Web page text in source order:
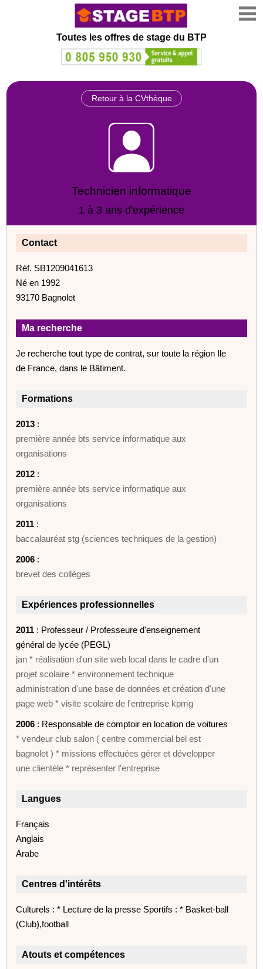
Toutes les offres de stage du BTP
Retour à la CVthèque
Technicien informatique
1 à 3 ans d'expérience
Contact
Réf. SB1209041613
Né en 1992
93170 Bagnolet
Ma recherche
Je recherche tout type de contrat, sur toute la région Ile
de France, dans le Bâtiment.
Formations
2013 :
première année bts service informatique aux
organisations
2012 :
première année bts service informatique aux
organisations
2011 :
baccalauréat stg (sciences techniques de la gestion)
2006 :
brevet des collèges
Expériences professionnelles
2011 : Professeur / Professeure d'enseignement
général de lycée (PEGL)
jan * réalisation d'un site web local dans le cadre d'un
projet scolaire * environnement technique
administration d'une base de données et création d'une
page web * visite scolaire de l'entreprise kpmg
2006 : Responsable de comptoir en location de voitures
* vendeur club salon ( centre commercial bel est
bagnolet ) * missions effectuées gérer et développer
une clientèle * représenter l'entreprise
Langues
Français
Anglais
Arabe
Centres d'intérêts
Culturels : * Lecture de la presse Sportifs : * Basket-ball
(Club),football
Atouts et compétences